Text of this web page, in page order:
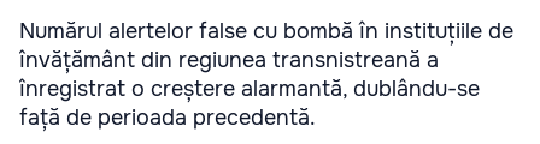
Numărul alertelor false cu bombă în instituțiile de
învățământ din regiunea transnistreană a
înregistrat o creștere alarmantă, dublându-se
față de perioada precedentă.